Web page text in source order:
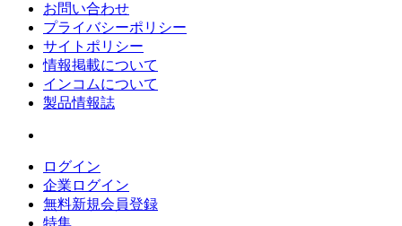
お問い合わせ
プライバシーポリシー
サイトポリシー
情報掲載について
インコムについて
製品情報誌
ログイン
企業ログイン
無料新規会員登録
特集